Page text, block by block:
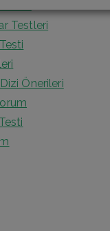
Testleri
Önerileri